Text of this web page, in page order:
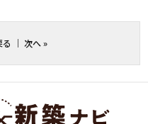
｜ 次へ»